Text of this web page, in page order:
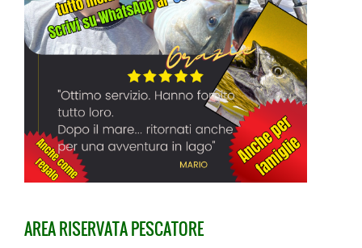
AREA RISERVATA PESCATORE